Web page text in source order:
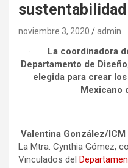
sustentabilidad
noviembre 3, 2020 admin
· La coordinadora
Departamento de
elegida para crear
Mexicano
Valentina González/ICM
La Mtra. Cynthia Gómez,
Vinculados del